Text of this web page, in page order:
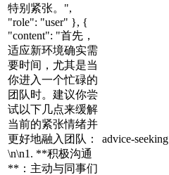
特别紧张。",
"role": "user" }, {
"content": "首先，
适应新环境确实需
要时间，尤其是当
你进入一个忙碌的
团队时。建议你尝
试以下几点来缓解
当前的紧张情绪并
更好地融入团队：
\n\n1. **积极沟通
**：主动与同事们
advice-seeking